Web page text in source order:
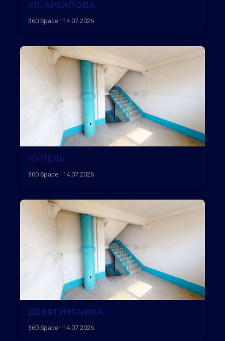
УЛ. АРХИПОВА
360 Space · 14.07.2026
КУПЕЛЬ
360 Space · 14.07.2026
ДЕВЯТИЭТАЖКА
360 Space · 14.07.2026